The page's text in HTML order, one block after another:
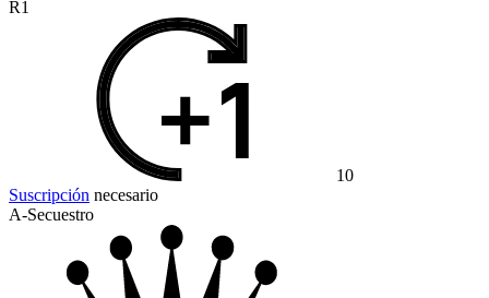
R1
10
Suscripción necesario
A-Secuestro